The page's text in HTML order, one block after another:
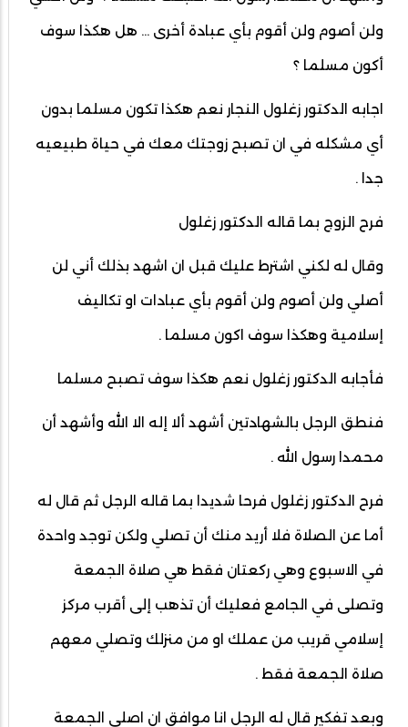
ولن أصوم ولن أقوم بأي عبادة أخرى ... هل هكذا سوف
أكون مسلما ؟
اجابه الدكتور زغلول النجار نعم هكذا تكون مسلما بدون
أي مشكله في ان تصبح زوجتك معك في حياة طبيعيه
جدا .
فرح الزوج بما قاله الدكتور زغلول
وقال له لكني اشترط عليك قبل ان اشهد بذلك أني لن
أصلي ولن أصوم ولن أقوم بأي عبادات او تكاليف
إسلامية وهكذا سوف اكون مسلما .
فأجابه الدكتور زغلول نعم هكذا سوف تصبح مسلما
فنطق الرجل بالشهادتين أشهد ألا إله الا الله وأشهد أن
محمدا رسول الله .
فرح الدكتور زغلول فرحا شديدا بما قاله الرجل ثم قال له
أما عن الصلاة فلا أريد منك أن تصلي ولكن توجد واحدة
في الاسبوع وهي ركعتان فقط هي صلاة الجمعة
وتصلى في الجامع فعليك أن تذهب إلى أقرب مركز
إسلامي قريب من عملك او من منزلك وتصلي معهم
صلاة الجمعة فقط .
وبعد تفكير قال له الرجل انا موافق ان اصلي الجمعة